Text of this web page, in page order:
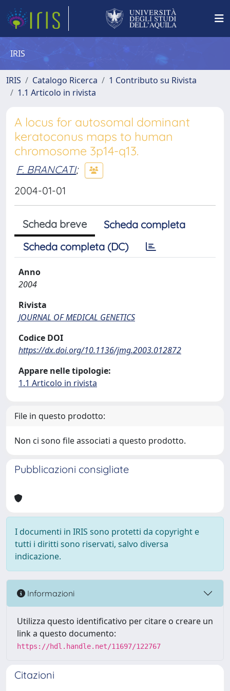
IRIS
IRIS Catalogo Ricerca
1 Contributo su Rivista
1.1 Articolo in rivista
A locus for autosomal dominant
keratoconus maps to human
chromosome 3p14-q13.
F. BRANCATI;
2004-01-01
Scheda breve
Scheda completa
Scheda completa (DC)
Anno
2004
Rivista
JOURNAL OF MEDICAL GENETICS
Codice DOI
https://dx.doi.org/10.1136/jmg.2003.012872
Appare nelle tipologie:
1.1 Articolo in rivista
File in questo prodotto:
Non ci sono file associati a questo prodotto.
Pubblicazioni consigliate
I documenti in IRIS sono protetti da copyright e
tutti i diritti sono riservati, salvo diversa
indicazione.
Informazioni
Utilizza questo identificativo per citare o creare un
link a questo documento:
https://hdl.handle.net/11697/122767
Citazioni